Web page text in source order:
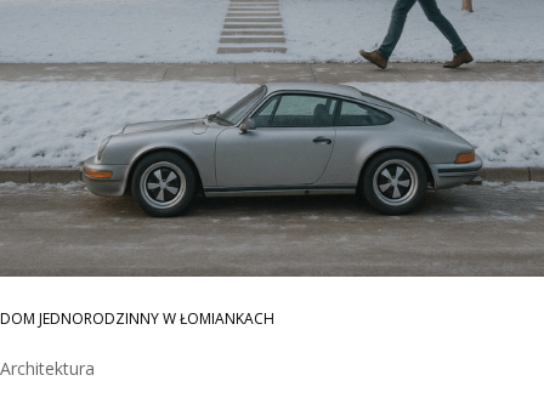
DOM JEDNORODZINNY W ŁOMIANKACH
Architektura